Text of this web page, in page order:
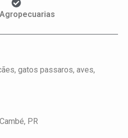
gatos passaros, aves,
Cambé, PR